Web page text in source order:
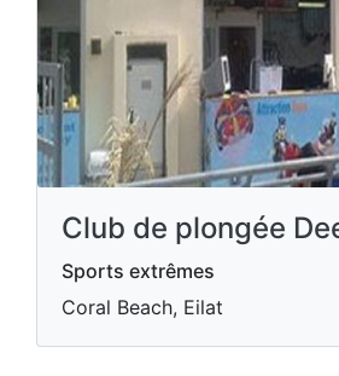
Club de plongée
Sports extrêmes
Coral Beach, Eilat